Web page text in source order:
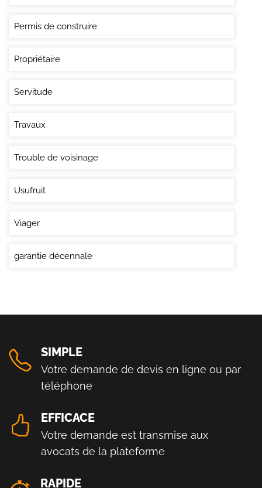
Permis de construire
Propriétaire
Servitude
Travaux
Trouble de voisinage
Usufruit
Viager
garantie décennale
SIMPLE
Votre demande de devis en ligne ou par
téléphone
EFFICACE
Votre demande est transmise aux
avocats de la plateforme
RAPIDE